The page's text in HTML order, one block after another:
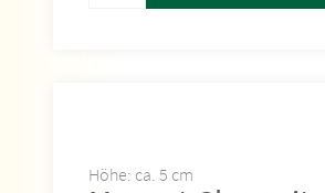
Höhe: ca. 5 cm